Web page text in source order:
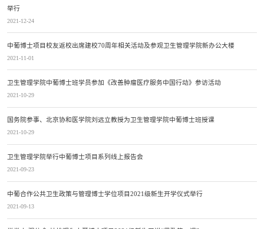
举行
2021-12-24
中葡博士项目校友返校出席建校70周年相关活动及参观卫生管理学院新办公大楼
2021-11-01
卫生管理学院中葡博士班学员参加《改善肿瘤医疗服务中国行动》参访活动
2021-10-29
国务院参事、北京协和医学院刘远立教授为卫生管理学院中葡博士班授课
2021-10-29
卫生管理学院举行中葡博士项目系列线上报告会
2021-09-23
中葡合作公共卫生政策与管理博士学位项目2021级新生开学仪式举行
2021-09-13